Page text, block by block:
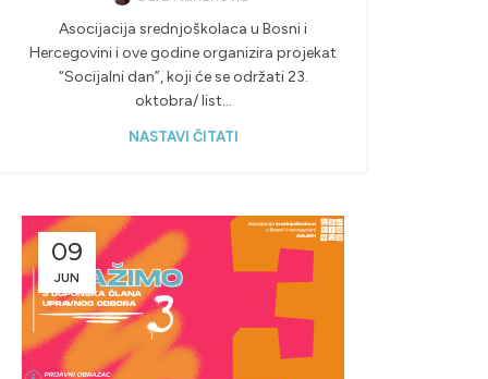
Asocijacija srednjoškolaca u Bosni i
Hercegovini i ove godine organizira projekat
“Socijalni dan”, koji će se održati 23.
oktobra/ list...
NASTAVI ČITATI
09
JUN